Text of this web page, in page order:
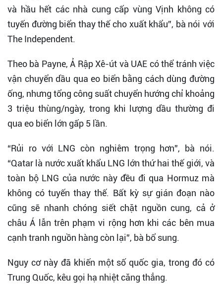
và hầu hết các nhà cung cấp vùng Vịnh không có
tuyến đường biển thay thế cho xuất khẩu”, bà nói với
The Independent.
Theo bà Payne, Ả Rập Xê-út và UAE có thể tránh việc
vận chuyển dầu qua eo biển bằng cách dùng đường
ống, nhưng tổng công suất chuyển hướng chỉ khoảng
3 triệu thùng/ngày, trong khi lượng dầu thường đi
qua eo biển lớn gấp 5 lần.
“Rủi ro với LNG còn nghiêm trọng hơn”, bà nói.
“Qatar là nước xuất khẩu LNG lớn thứ hai thế giới, và
toàn bộ LNG của nước này đều đi qua Hormuz mà
không có tuyến thay thế. Bất kỳ sự gián đoạn nào
cũng sẽ nhanh chóng siết chặt nguồn cung, cả ở
châu Á lẫn trên phạm vi rộng hơn khi các bên mua
cạnh tranh nguồn hàng còn lại”, bà bổ sung.
Nguy cơ này đã khiến một số quốc gia, trong đó có
Trung Quốc, kêu gọi hạ nhiệt căng thẳng.